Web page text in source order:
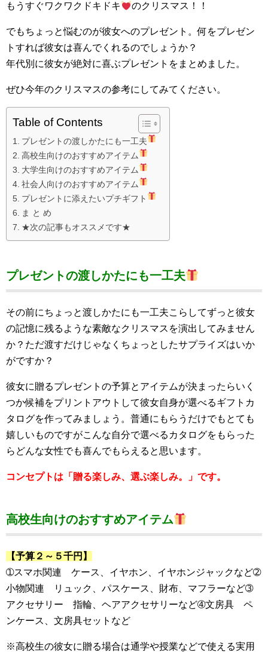
もうすぐワクワクドキドキ のクリスマス！！
でもちょっと悩むのが彼女へのプレゼント。何をプレゼン
トすれば彼女は喜んでくれるのでしょうか？
年代別に彼女が絶対に喜ぶプレゼントをまとめました。
ぜひ今年のクリスマスの参考にしてみてください。
Table of Contents
プレゼントの渡しかたにも一工夫
高校生向けのおすすめアイテム
大学生向けのおすすめアイテム
社会人向けのおすすめアイテム
プレゼントに添えたいプチギフト
ま と め
★次の記事もオススメです★
プレゼントの渡しかたにも一工夫
その前にちょっと渡しかたにも一工夫こらしてずっと彼女
の記憶に残るような素敵なクリスマスを演出してみません
か？ただ渡すだけじゃなくちょっとしたサプライズはいか
がですか？
彼女に贈るプレゼントの予算とアイテムが決まったらいく
つか候補をプリントアウトして彼女自身が選べるギフトカ
タログを作ってみましょう。普通にもらうだけでもとても
嬉しいものですがこんな自分で選べるカタログをもらった
らどんな女性でも喜んでもらえると思います。
コンセプトは「贈る楽しみ、選ぶ楽しみ。」です。
高校生向けのおすすめアイテム
【予算２～５千円】
➀スマホ関連 ケース、イヤホン、イヤホンジャックなど➁
小物関連 リュック、パスケース、財布、マフラーなど➂
アクセサリー 指輪、ヘアアクセサリーなど➃文房具 ペ
ンケース、文房具セットなど
※高校生の彼女に贈る場合は通学や授業などで使える実用